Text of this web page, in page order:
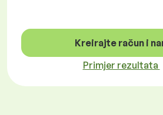
Kreirajte račun i
Primjer rezultata